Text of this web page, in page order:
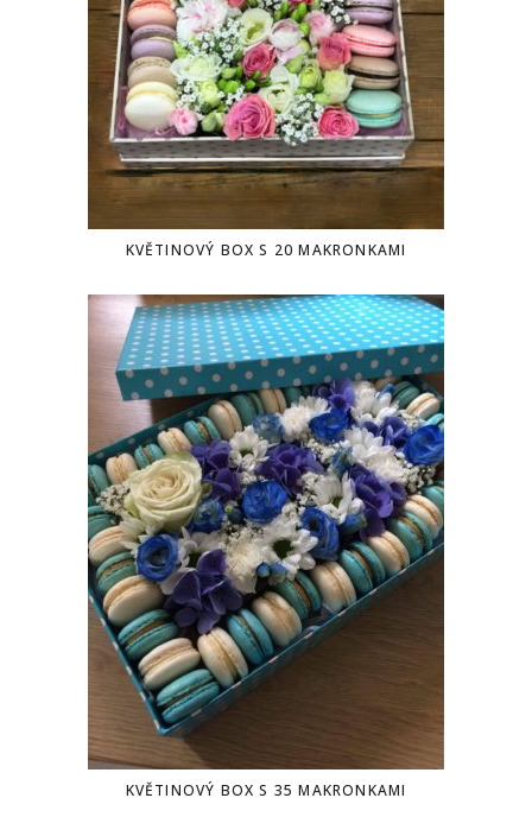
KVĚTINOVÝ BOX S 20 MAKRONKAMI
KVĚTINOVÝ BOX S 35 MAKRONKAMI